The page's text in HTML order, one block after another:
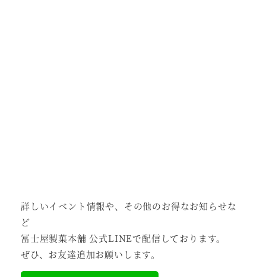
詳しいイベント情報や、その他のお得なお知らせな
ど
冨士屋製菓本舗 公式LINEで配信しております。
ぜひ、お友達追加お願いします。